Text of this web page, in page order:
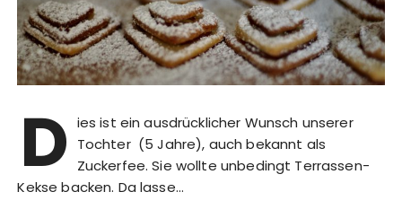
D ies ist ein ausdrücklicher Wunsch unserer
Tochter (5 Jahre), auch bekannt als
Zuckerfee. Sie wollte unbedingt Terrassen-
Kekse backen. Da lasse…